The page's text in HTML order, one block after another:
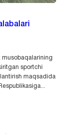
musobaqalarining
sportchi
maqsadida